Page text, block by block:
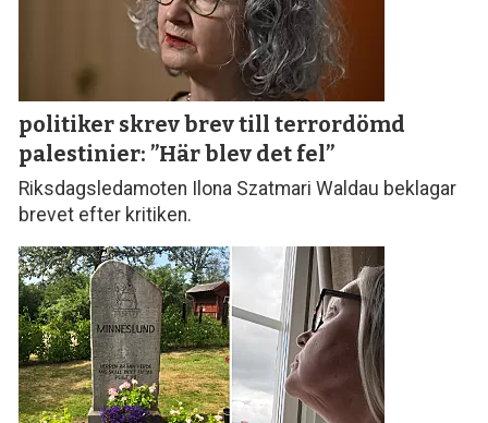
politiker skrev brev till terror­dömd
palestinier: ”Här blev det fel”
Riksdagsledamoten Ilona Szatmari Waldau beklagar
brevet efter kritiken.